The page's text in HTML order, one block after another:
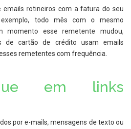
emails rotineiros com a fatura do seu
todo mês com o mesmo
momento esse remetente mudou,
de cartão de crédito usam emails
remetentes com frequência.
em links
por e-mails, mensagens de texto ou